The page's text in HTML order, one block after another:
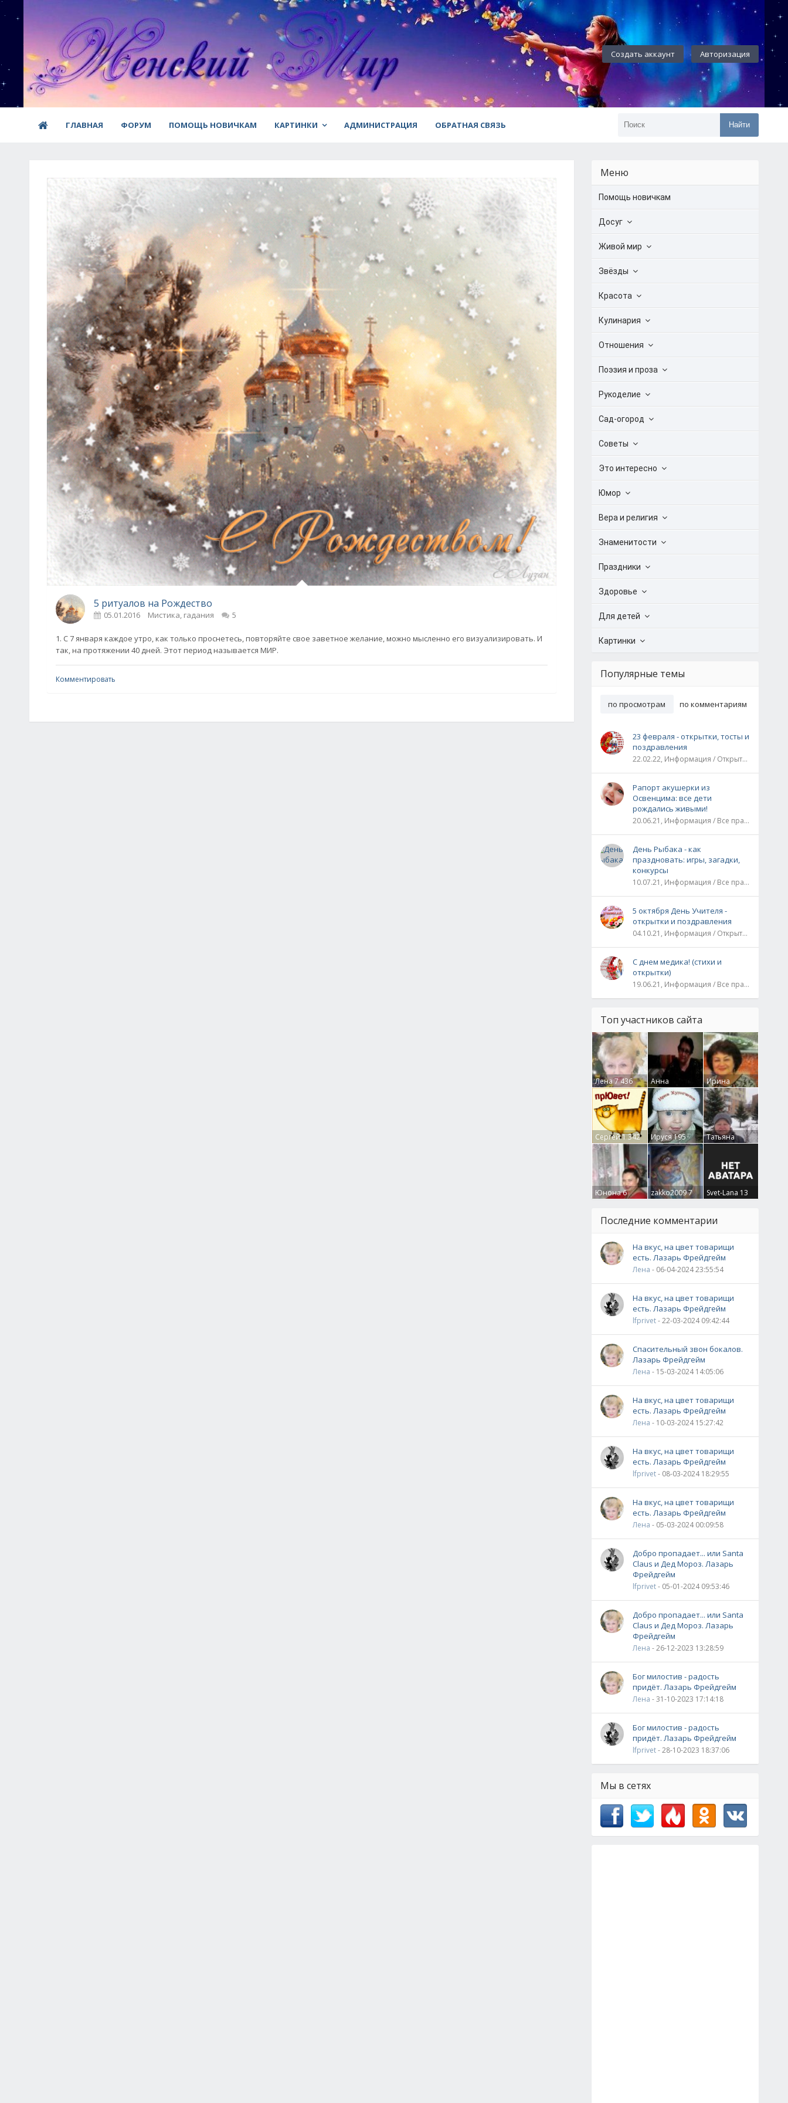
Создать аккаунт Авторизация
ГЛАВНАЯ ФОРУМ ПОМОЩЬ НОВИЧКАМ КАРТИНКИ АДМИНИСТРАЦИЯ ОБРАТНАЯ СВЯЗЬ Найти
5 ритуалов на Рождество
05.01.2016 Мистика, гадания 5
1. С 7 января каждое утро, как только проснетесь, повторяйте свое заветное желание, можно мысленно его визуализировать. И
так, на протяжении 40 дней. Этот период называется МИР.
Комментировать
Меню
Помощь новичкам
Досуг
Живой мир
Звёзды
Красота
Кулинария
Отношения
Поэзия и проза
Рукоделие
Сад-огород
Советы
Это интересно
Юмор
Вера и религия
Знаменитости
Праздники
Здоровье
Для детей
Картинки
Популярные темы
по просмотрам по комментариям
23 февраля - открытки, тосты и
поздравления
22.02.22, Информация / Открытки / Все праздники
Рапорт акушерки из
Освенцима: все дети
рождались живыми!
20.06.21, Информация / Все праздники / Рассказы и истории
День Рыбака - как
праздновать: игры, загадки,
конкурсы
10.07.21, Информация / Все праздники
5 октября День Учителя -
открытки и поздравления
04.10.21, Информация / Открытки / Все праздники
С днем медика! (стихи и
открытки)
19.06.21, Информация / Все праздники
Топ участников сайта
Лена7 436
Анна
Гумлевая0
Ирина
Бруцкая41
Сергей1 342 Ируся195
Татьяна
Крючкова0
Юнона6 zakko20097 Svet-Lana 13
Последние комментарии
На вкус, на цвет товарищи
есть. Лазарь Фрейдгейм
Лена - 06-04-2024 23:55:54
На вкус, на цвет товарищи
есть. Лазарь Фрейдгейм
lfprivet- 22-03-2024 09:42:44
Спасительный звон бокалов.
Лазарь Фрейдгейм
Лена - 15-03-2024 14:05:06
На вкус, на цвет товарищи
есть. Лазарь Фрейдгейм
Лена - 10-03-2024 15:27:42
На вкус, на цвет товарищи
есть. Лазарь Фрейдгейм
lfprivet- 08-03-2024 18:29:55
На вкус, на цвет товарищи
есть. Лазарь Фрейдгейм
Лена - 05-03-2024 00:09:58
Добро пропадает... или Santa
Claus и Дед Мороз. Лазарь
Фрейдгейм
lfprivet- 05-01-2024 09:53:46
Добро пропадает... или Santa
Claus и Дед Мороз. Лазарь
Фрейдгейм
Лена - 26-12-2023 13:28:59
Бог милостив - радость
придёт. Лазарь Фрейдгейм
Лена - 31-10-2023 17:14:18
Бог милостив - радость
придёт. Лазарь Фрейдгейм
lfprivet- 28-10-2023 18:37:06
Мы в сетях